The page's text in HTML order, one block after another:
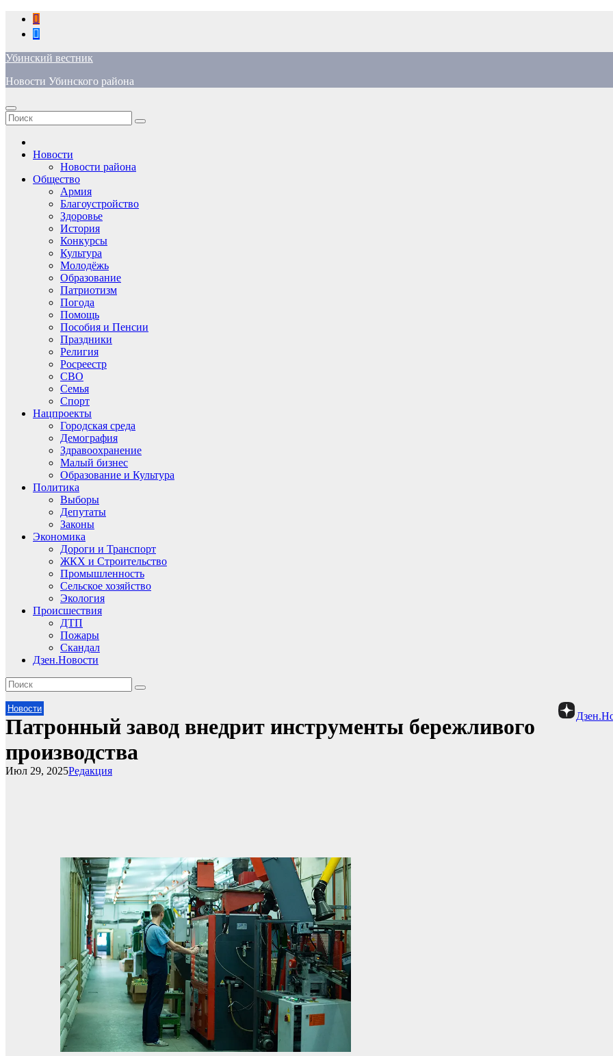
Перейти
содержимому
Убинский вестник
Новости Убинского района
Новости
Новости района
Общество
Армия
Благоустройство
Здоровье
История
Конкурсы
Культура
Молодёжь
Образование
Патриотизм
Погода
Помощь
Пособия и Пенсии
Праздники
Религия
Росреестр
СВО
Семья
Спорт
Нацпроекты
Городская среда
Демография
Здравоохранение
Малый бизнес
Образование и Культура
Политика
Выборы
Депутаты
Законы
Экономика
Дороги и Транспорт
ЖКХ и Строительство
Промышленность
Сельское хозяйство
Экология
Происшествия
ДТП
Пожары
Скандал
Дзен.Новости
Новости
Патронный завод внедрит инструменты бережливого
производства
Редакция
Июл 29, 2025